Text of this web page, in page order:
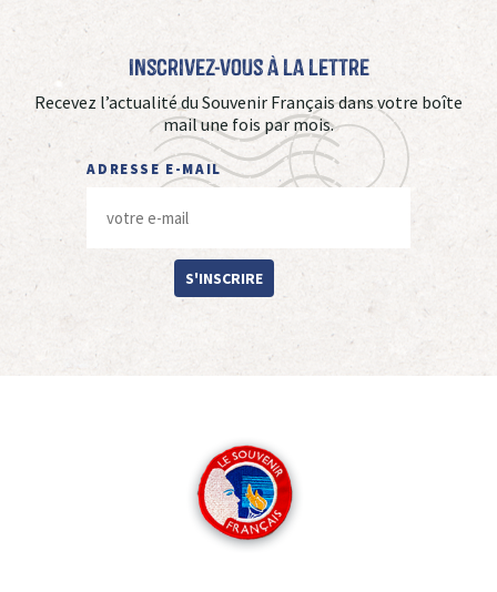
Inscrivez-vous à La Lettre
Recevez l’actualité du Souvenir Français dans votre boîte
mail une fois par mois.
ADRESSE E-MAIL
S'INSCRIRE